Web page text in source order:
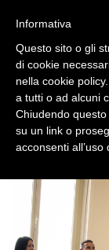
指導方
Informativa
Questo sito o gli
di cookie
nella cookie
a tutti o ad alcuni
Chiudendo
su un link o
acconsenti all’uso